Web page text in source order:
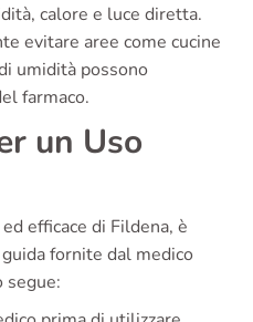
calore e luce diretta.
evitare aree come cucine
umidità possono
farmaco.
un Uso
efficace di Fildena, è
fornite dal medico
segue: